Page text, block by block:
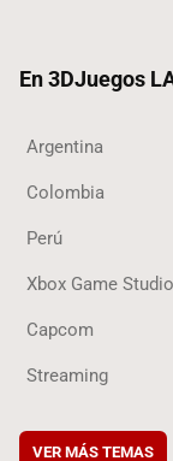
En 3DJuegos
Argentina
Colombia
Perú
Xbox Game
Capcom
Streaming
VER MÁS TEMAS